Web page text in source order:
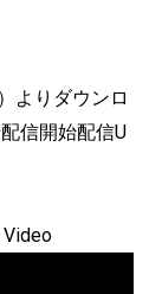
よりダウンロ
信開始配信U